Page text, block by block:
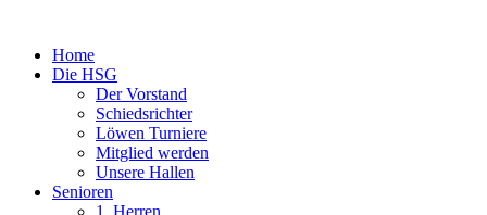
Home
Die HSG
Der Vorstand
Schiedsrichter
Löwen Turniere
Mitglied werden
Unsere Hallen
Senioren
1. Herren